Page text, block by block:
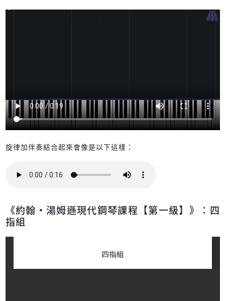
旋律加伴奏結合起來會像是以下這樣：
《約翰‧湯姆遜現代鋼琴課程【第一級】》：四
指組